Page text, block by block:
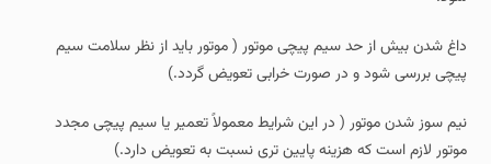
داغ شدن بیش از حد سیم‌ پیچی موتور ( موتور باید از نظر سلامت سیم‌
پیچی بررسی شود و در صورت خرابی تعویض گردد.)
نیم‌ سوز شدن موتور ( در این شرایط معمولاً تعمیر یا سیم‌ پیچی مجدد
موتور لازم است که هزینه پایین تری نسبت به تعویض دارد.)